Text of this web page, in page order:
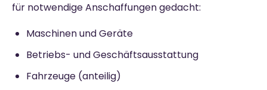
für notwendige Anschaffungen gedacht:
Maschinen und Geräte
Betriebs- und Geschäftsausstattung
Fahrzeuge (anteilig)